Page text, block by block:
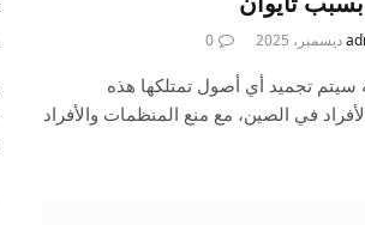
0
سيتم تجميد أي أصول تمتلكها هذه
في الصين، مع منع المنظمات والأفراد